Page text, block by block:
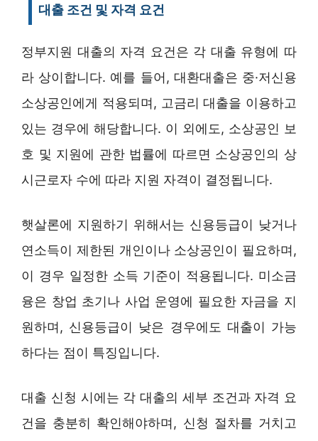
대출 조건 및 자격 요건
정부지원 대출의 자격 요건은 각 대출 유형에 따
라 상이합니다. 예를 들어, 대환대출은 중·저신용
소상공인에게 적용되며, 고금리 대출을 이용하고
있는 경우에 해당합니다. 이 외에도, 소상공인 보
호 및 지원에 관한 법률에 따르면 소상공인의 상
시근로자 수에 따라 지원 자격이 결정됩니다.
햇살론에 지원하기 위해서는 신용등급이 낮거나
연소득이 제한된 개인이나 소상공인이 필요하며,
이 경우 일정한 소득 기준이 적용됩니다. 미소금
융은 창업 초기나 사업 운영에 필요한 자금을 지
원하며, 신용등급이 낮은 경우에도 대출이 가능
하다는 점이 특징입니다.
대출 신청 시에는 각 대출의 세부 조건과 자격 요
건을 충분히 확인해야하며, 신청 절차를 거치고